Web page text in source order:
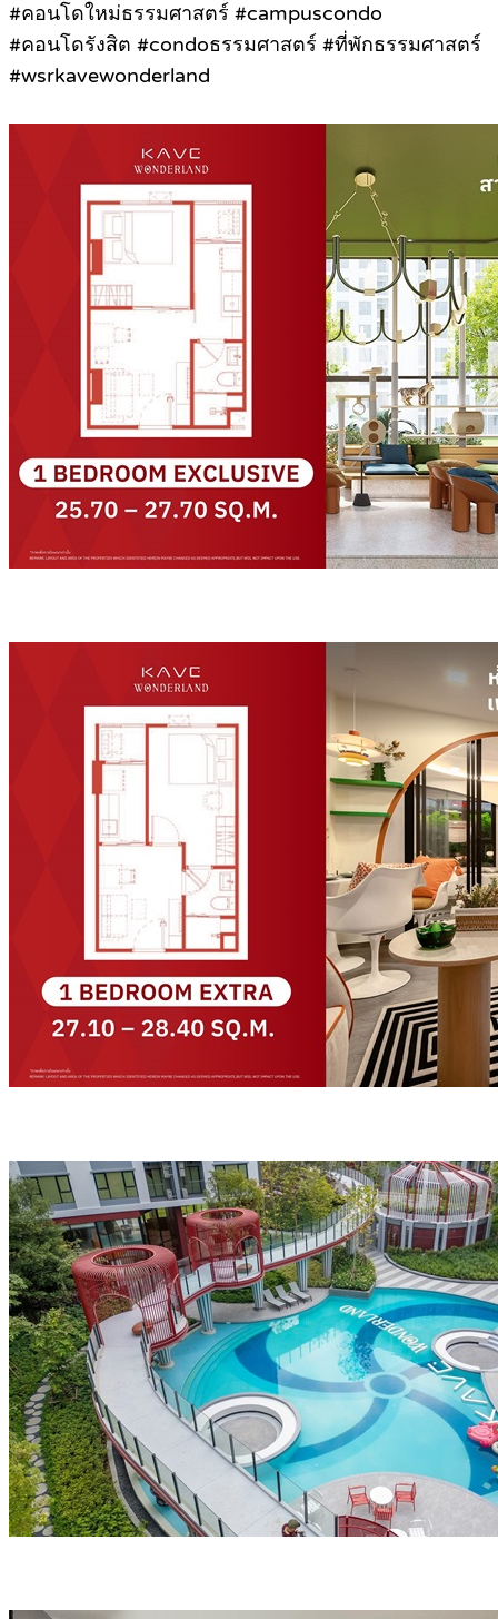
#คอนโดใหม่ธรรมศาสตร์ #campuscondo
#คอนโดรังสิต #condoธรรมศาสตร์ #ที่พักธรรมศาสตร์
#wsrkavewonderland